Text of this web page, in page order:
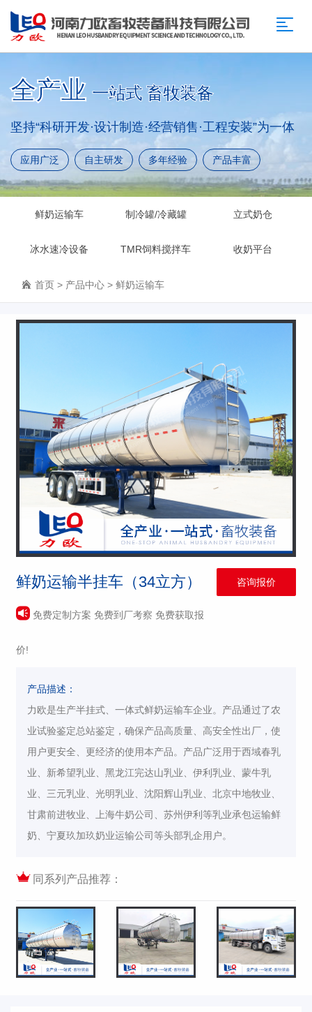
全产业 一站式 畜牧装备
坚持“科研开发·设计制造·经营销售·工程安装”为一体
应用广泛 自主研发 多年经验 产品丰富
鲜奶运输车 制冷罐/冷藏罐 立式奶仓
冰水速冷设备 TMR饲料搅拌车 收奶平台
首页 > 产品中心 > 鲜奶运输车
鲜奶运输半挂车（34立方）
免费定制方案 免费到厂考察 免费获取报
价!
咨询报价
产品描述：
力欧是生产半挂式、一体式鲜奶运输车企业。产品通过了农
业试验鉴定总站鉴定，确保产品高质量、高安全性出厂，使
用户更安全、更经济的使用本产品。产品广泛用于西域春乳
业、新希望乳业、黑龙江完达山乳业、伊利乳业、蒙牛乳
业、三元乳业、光明乳业、沈阳辉山乳业、北京中地牧业、
甘肃前进牧业、上海牛奶公司、苏州伊利等乳业承包运输鲜
奶、宁夏玖加玖奶业运输公司等头部乳企用户。
同系列产品推荐：